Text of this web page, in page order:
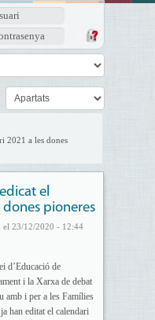
2021 a les dones
el
pioneres
el 23/12/2020 - 12:44
d’Educació de
i la Xarxa de debat
amb i per a les Famílies
han editat el calendari